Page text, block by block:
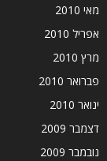
מאי 2010
אפריל 2010
מרץ 2010
פברואר 2010
ינואר 2010
דצמבר 2009
נובמבר 2009